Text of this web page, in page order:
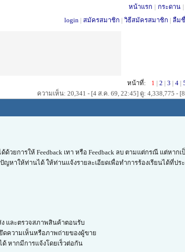
หน้าแรก | กระดาน |
login | สมัครสมาชิก | วิธีสมัครสมาชิก | ลืม
หน้าที่: 1 | 2 | 3 | 4 |
ความเห็น: 20,341 - [4 ส.ค. 69, 22:45] ดู: 4,338,775
การให้ Feedback เทา หรือ Feedback ลบ ตามแต่กรณี แต่หาก
หาให้ท่านได้ ให้ท่านแจ้งรายละเอียดเพื่อทำการร้องเรียนได้ที่ปร
ง และตรวจสภาพสินค้าตอนรับ
ดความเห็นหรือภาพถ่ายของผู้ขาย
หากมีการแจ้งโดยเร็วต่อกัน